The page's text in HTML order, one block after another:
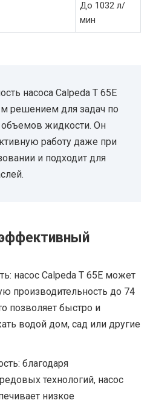
До 1032 л/
мин
насоса Calpeda T 65E
решением для задач по
жидкости. Он
работу даже при
и подходит для
насос Calpeda T 65E может
производительность до 74
позволяет быстро и
водой дом, сад или другие
благодаря
технологий, насос
низкое